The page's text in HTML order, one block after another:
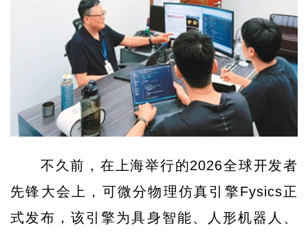
不久前，在上海举行的2026全球开发者
先锋大会上，可微分物理仿真引擎Fysics正
式发布，该引擎为具身智能、人形机器人、